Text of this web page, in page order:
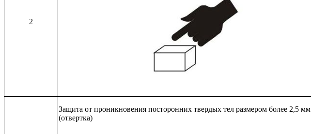
2
Защита от проникновения посторонних твердых тел размером более 2,5 мм
(отвертка)